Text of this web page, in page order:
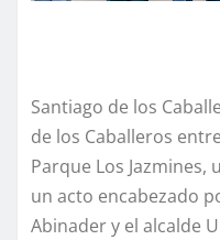
Santiago de los
de los Caballeros
Parque Los Jazmines,
un acto encabezado
Abinader y el alcalde